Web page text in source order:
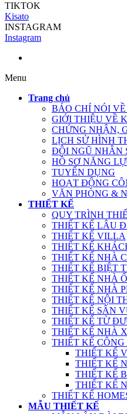
TIKTOK
Kisato
INSTAGRAM
Instagram
Menu
Trang chủ
BÁO CHÍ NÓI
GIỚI THIỆU VỀ
CHỨNG NHẬN,
LỊCH SỬ HÌNH
ĐỘI NGŨ NHÂN
HỒ SƠ NĂNG
TUYỂN DỤNG
HOẠT ĐỘNG
VĂN PHÒNG &
THIẾT KẾ
QUY TRÌNH
THIẾT KẾ LÂU
THIẾT KẾ VILLA
THIẾT KẾ
THIẾT KẾ NHÀ
THIẾT KẾ BIỆT
THIẾT KẾ NHÀ
THIẾT KẾ NHÀ
THIẾT KẾ NỘI
THIẾT KẾ SÂN
THIẾT KẾ TỪ
THIẾT KẾ NHÀ
THIẾT KẾ CÔNG
THIẾT KẾ
THIẾT KẾ
THIẾT KẾ
THIẾT KẾ
THIẾT KẾ
MẪU THIẾT KẾ